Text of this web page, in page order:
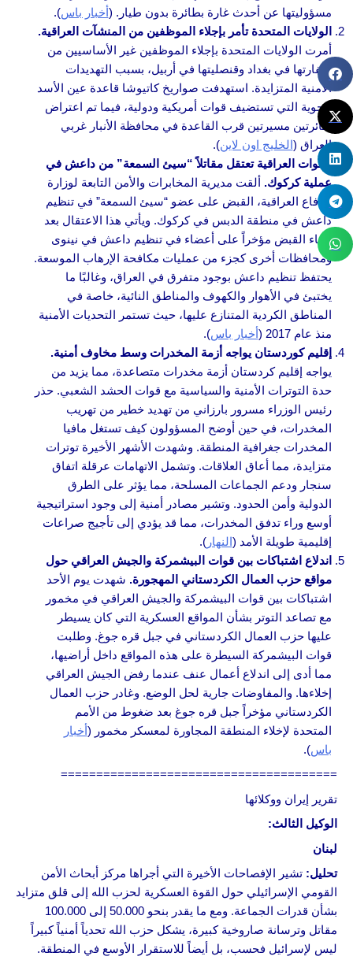
مسؤوليتها عن أحدث غارة بطائرة بدون طيار. (أخبار باس).
الولايات المتحدة تأمر بإجلاء الموظفين من المنشآت العراقية.
أمرت الولايات المتحدة بإجلاء الموظفين غير الأساسيين من
سفارتها في بغداد وقنصليتها في أربيل، بسبب التهديدات
الأمنية المتزايدة. استهدفت صواريخ كاتيوشا قاعدة عين الأسد
الجوية التي تستضيف قوات أمريكية ودولية، فيما تم اعتراض
طائرتين مسيرتين قرب القاعدة في محافظة الأنبار غربي
العراق (الخليج اون لاين).
القوات العراقية تعتقل مقاتلاً “سيئ السمعة” من داعش في
عملية كركوك. ألقت مديرية المخابرات والأمن التابعة لوزارة
الدفاع العراقية، القبض على عضو “سيئ السمعة” في تنظيم
داعش في منطقة الدبس في كركوك. ويأتي هذا الاعتقال بعد
إلقاء القبض مؤخراً على أعضاء في تنظيم داعش في نينوى
ومحافظات أخرى كجزء من عمليات مكافحة الإرهاب الموسعة.
يحتفظ تنظيم داعش بوجود متفرق في العراق، وغالبًا ما
يختبئ في الأهوار والكهوف والمناطق النائية، خاصة في
المناطق الكردية المتنازع عليها، حيث تستمر التحديات الأمنية
منذ عام 2017 (
أخبار باس).
إقليم كوردستان يواجه أزمة المخدرات وسط مخاوف أمنية.
يواجه إقليم كردستان أزمة مخدرات متصاعدة، مما يزيد من
حدة التوترات الأمنية والسياسية مع قوات الحشد الشعبي. حذر
رئيس الوزراء مسرور بارزاني من تهديد خطير من تهريب
المخدرات، في حين أوضح المسؤولون كيف تستغل مافيا
المخدرات جغرافية المنطقة. وشهدت الأشهر الأخيرة توترات
متزايدة، مما أعاق العلاقات. وتشمل الاتهامات عرقلة اتفاق
سنجار ودعم الجماعات المسلحة، مما يؤثر على الطرق
الدولية وأمن الحدود. وتشير مصادر أمنية إلى وجود استراتيجية
أوسع وراء تدفق المخدرات، مما قد يؤدي إلى تأجيج صراعات
إقليمية طويلة الأمد (النهار).
اندلاع اشتباكات بين قوات البيشمركة والجيش العراقي حول
مواقع حزب العمال الكردستاني المهجورة. شهدت يوم الأحد
اشتباكات بين قوات البيشمركة والجيش العراقي في مخمور
مع تصاعد التوتر بشأن المواقع العسكرية التي كان يسيطر
عليها حزب العمال الكردستاني في جبل قره جوغ. وطلبت
قوات البيشمركة السيطرة على هذه المواقع داخل أراضيها،
مما أدى إلى اندلاع أعمال عنف عندما رفض الجيش العراقي
إخلاءها. والمفاوضات جارية لحل الوضع. وغادر حزب العمال
الكردستاني مؤخراً جبل قره جوغ بعد ضغوط من الأمم
المتحدة لإخلاء المنطقة المجاورة لمعسكر مخمور (أخبار
باس).
=======================================
تقرير إيران ووكلائها
الوكيل الثالث:
لبنان
تحليل: تشير الإفصاحات الأخيرة التي أجراها مركز أبحاث الأمن
القومي الإسرائيلي حول القوة العسكرية لحزب الله إلى قلق متزايد
بشأن قدرات الجماعة. ومع ما يقدر بنحو 50.000 إلى 100.000
مقاتل وترسانة صاروخية كبيرة، يشكل حزب الله تحدياً أمنياً كبيراً
ليس لإسرائيل فحسب، بل أيضاً للاستقرار الأوسع في المنطقة.